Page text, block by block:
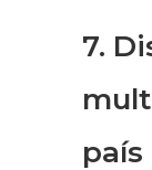
7.
país